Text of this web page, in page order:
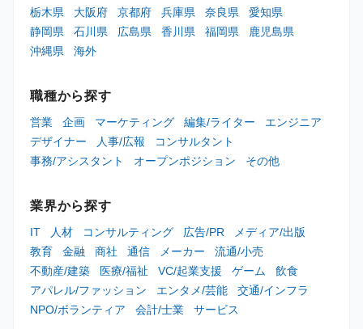
栃木県
大阪府 京都府 兵庫県 奈良県
愛知県
静岡県
石川県 広島県 香川県 福岡県
鹿児島県
沖縄県
海外
職種から探す
営業 企画 マーケティング 編集/ライター
エンジニア
デザイナー
人事/広報
コンサルタント
事務/アシスタント
オープンポジション その他
業界から探す
IT 人材 コンサルティング 広告/PR
メディア/出版
教育
金融 商社 通信 メーカー
流通/小売
不動産/建築
医療/福祉 VC/起業支援 ゲーム
飲食
アパレル/ファッション
エンタメ/芸能
交通/インフラ
NPO/ボランティア
会計/士業 サービス